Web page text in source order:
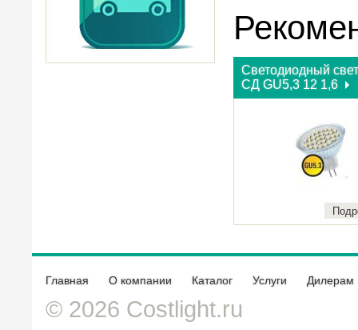
Светодиодный
СД GU5,3 12 1,6
Главная О компании Каталог Услуги Дилерам
© 2026 Costlight.ru